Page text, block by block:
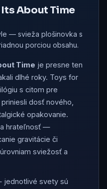
About Time
— svieža plošinovka s
porciou obsahu.
Time je presne ten
dlhé roky. Toys for
s citom pre
dosť nového,
opakovanie.
hrateľnosť —
gravitácie či
sviežosť a
jednotlivé svety sú